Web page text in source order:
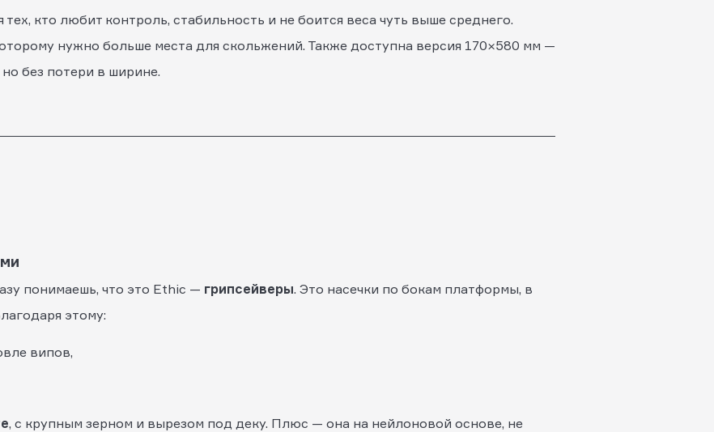
кто любит контроль, стабильность и не боится веса чуть выше среднего.
нужно больше места для скольжений. Также доступна версия 170×580 мм —
без потери в ширине.
понимаешь, что это Ethic — грипсейверы. Это насечки по бокам платформы, в
этому:
випов,
, с крупным зерном и вырезом под деку. Плюс — она на нейлоновой основе, не